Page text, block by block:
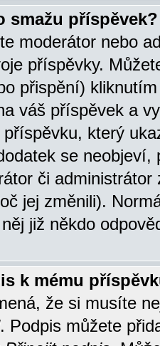
smažu příspěvek?
moderátor nebo
příspěvky.
přispění)
váš příspěvek a
který
se
či
jej změnili).
již někdo
k mému
že si musíte
. Podpis můžete